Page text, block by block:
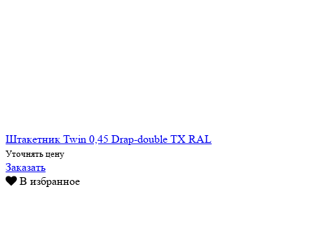
Штакетник Twin 0,45 Drap-double TX RAL
Уточнять цену
Заказать
В избранное